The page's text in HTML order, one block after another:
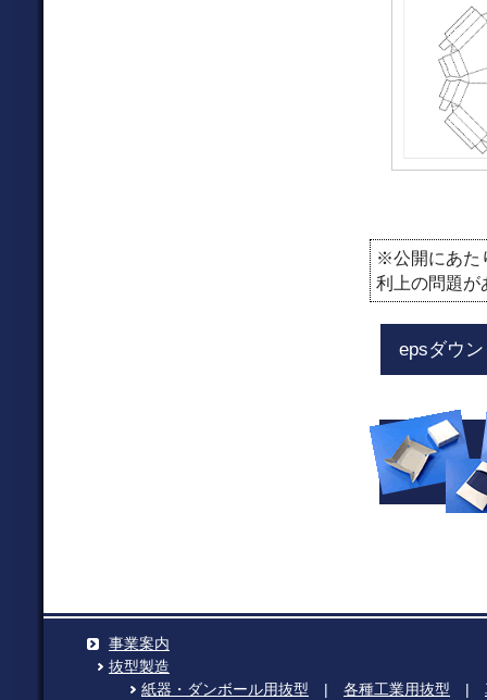
※公開にあた
利上の問題が
epsダウ
事業案内
抜型製造
紙器・ダンボール用抜型 | 各種工業用抜型 |